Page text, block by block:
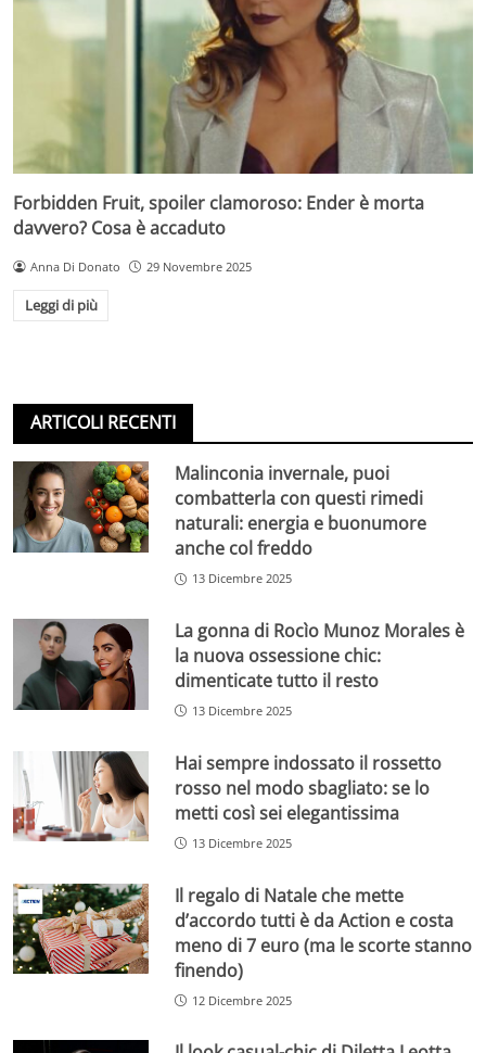
Forbidden Fruit, spoiler clamoroso: Ender è morta
davvero? Cosa è accaduto
Anna Di Donato 29 Novembre 2025
Leggi di più
ARTICOLI RECENTI
Malinconia invernale, puoi
combatterla con questi rimedi
naturali: energia e buonumore
anche col freddo
13 Dicembre 2025
La gonna di Rocìo Munoz Morales è
la nuova ossessione chic:
dimenticate tutto il resto
13 Dicembre 2025
Hai sempre indossato il rossetto
rosso nel modo sbagliato: se lo
metti così sei elegantissima
13 Dicembre 2025
Il regalo di Natale che mette
d’accordo tutti è da Action e costa
meno di 7 euro (ma le scorte stanno
finendo)
12 Dicembre 2025